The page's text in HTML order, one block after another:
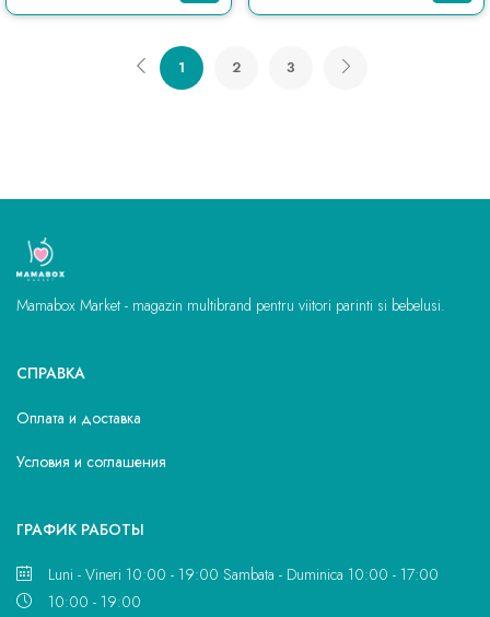
1 2 3
Mamabox Market - magazin multibrand pentru viitori parinti si bebelusi.
СПРАВКА
Оплата и доставка
Условия и соглашения
ГРАФИК РАБОТЫ
Luni - Vineri 10:00 - 19:00 Sambata - Duminica 10:00 - 17:00
10:00 - 19:00